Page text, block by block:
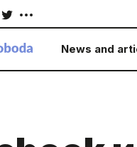
News and